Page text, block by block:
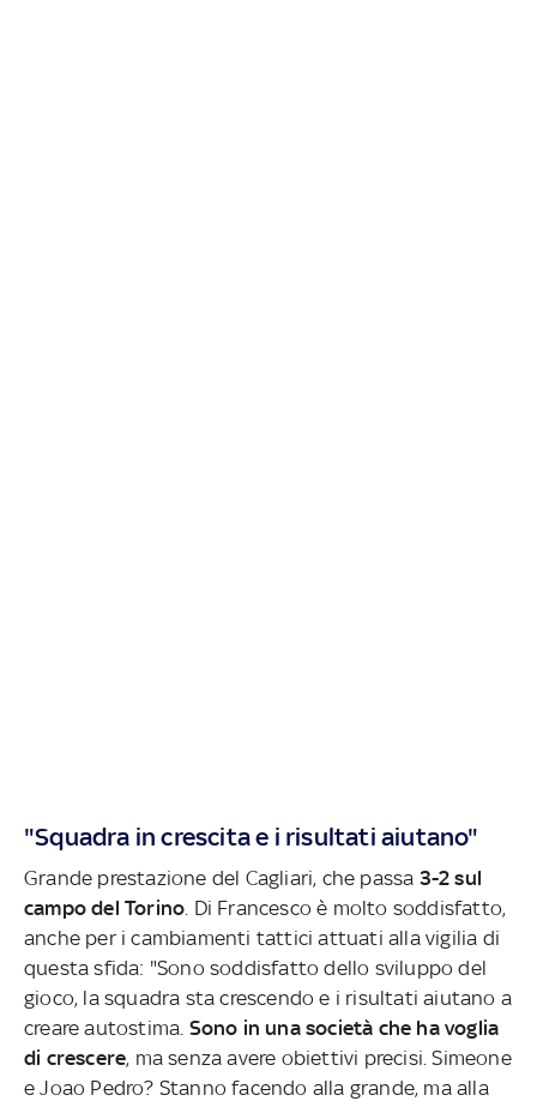
"Squadra in crescita e i risultati aiutano"
Grande prestazione del Cagliari, che passa 3-2 sul
campo del Torino . Di Francesco è molto soddisfatto,
anche per i cambiamenti tattici attuati alla vigilia di
questa sfida: "Sono soddisfatto dello sviluppo del
gioco, la squadra sta crescendo e i risultati aiutano a
creare autostima. Sono in una società che ha voglia
di crescere, ma senza avere obiettivi precisi. Simeone
e Joao Pedro? Stanno facendo alla grande, ma alla